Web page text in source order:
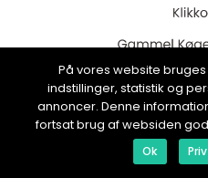
web:
På vores website
indstillinger, statistik og
annoncer. Denne
fortsat brug af websiden
Ok